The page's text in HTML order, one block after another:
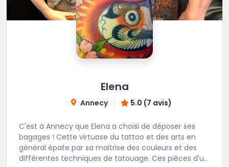
Elena
Annecy 5.0 (7 avis)
C'est à Annecy que Elena a choisi de déposer ses
bagages ! Cette virtuose du tattoo et des arts en
général épate par sa maitrise des couleurs et des
différentes techniques de tatouage. Ces pièces d'un